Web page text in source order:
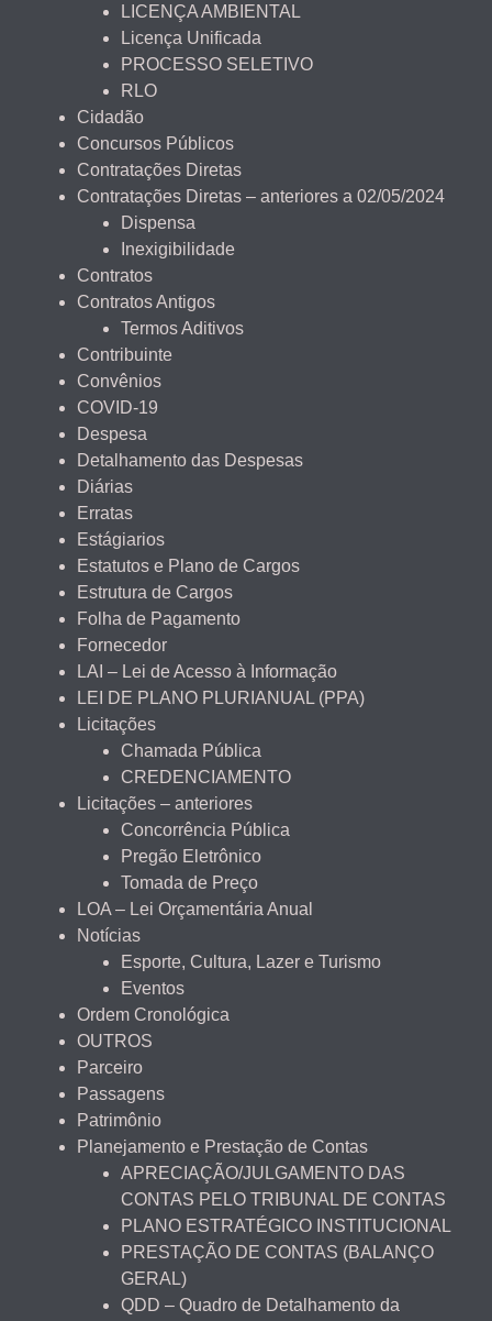
LICENÇA AMBIENTAL
Licença Unificada
PROCESSO SELETIVO
RLO
Cidadão
Concursos Públicos
Contratações Diretas
Contratações Diretas – anteriores a 02/05/2024
Dispensa
Inexigibilidade
Contratos
Contratos Antigos
Termos Aditivos
Contribuinte
Convênios
COVID-19
Despesa
Detalhamento das Despesas
Diárias
Erratas
Estágiarios
Estatutos e Plano de Cargos
Estrutura de Cargos
Folha de Pagamento
Fornecedor
LAI – Lei de Acesso à Informação
LEI DE PLANO PLURIANUAL (PPA)
Licitações
Chamada Pública
CREDENCIAMENTO
Licitações – anteriores
Concorrência Pública
Pregão Eletrônico
Tomada de Preço
LOA – Lei Orçamentária Anual
Notícias
Esporte, Cultura, Lazer e Turismo
Eventos
Ordem Cronológica
OUTROS
Parceiro
Passagens
Patrimônio
Planejamento e Prestação de Contas
APRECIAÇÃO/JULGAMENTO DAS
CONTAS PELO TRIBUNAL DE CONTAS
PLANO ESTRATÉGICO INSTITUCIONAL
PRESTAÇÃO DE CONTAS (BALANÇO
GERAL)
QDD – Quadro de Detalhamento da